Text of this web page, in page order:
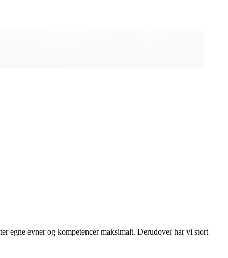
egne evner og kompetencer maksimalt. Derudover har vi stort